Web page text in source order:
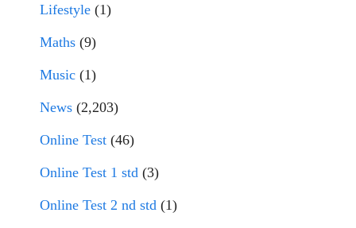
Lifestyle (1)
Maths (9)
Music (1)
News (2,203)
Online Test (46)
Online Test 1 std (3)
Online Test 2 nd std (1)